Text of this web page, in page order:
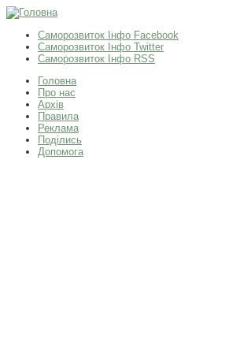
Саморозвиток Інфо Facebook
Саморозвиток Інфо Twitter
Саморозвиток Інфо RSS
Головна
Про нас
Архів
Правила
Реклама
Поділись
Допомога